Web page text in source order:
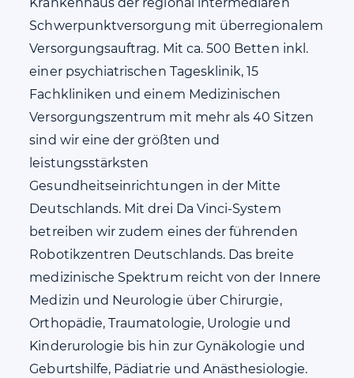
Schwerpunktversorgung mit überregionalem
Versorgungsauftrag. Mit ca. 500 Betten inkl.
einer psychiatrischen Tagesklinik, 15
Fachkliniken und einem Medizinischen
Versorgungszentrum mit mehr als 40 Sitzen
sind wir eine der größten und
leistungsstärksten
Gesundheitseinrichtungen in der Mitte
Deutschlands. Mit drei Da Vinci-System
betreiben wir zudem eines der führenden
Robotikzentren Deutschlands. Das breite
medizinische Spektrum reicht von der Innere
Medizin und Neurologie über Chirurgie,
Orthopädie, Traumatologie, Urologie und
Kinderurologie bis hin zur Gynäkologie und
Geburtshilfe, Pädiatrie und Anästhesiologie.